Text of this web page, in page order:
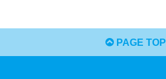
PAGE TOP